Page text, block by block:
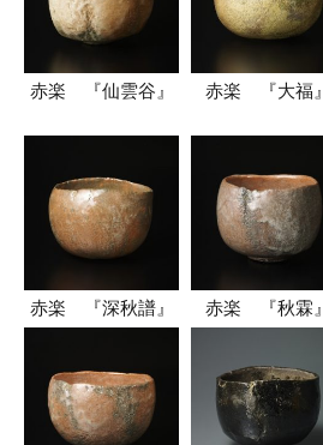
赤楽 『仙雲谷』 赤楽 『大福』
赤楽 『深秋譜』 赤楽 『秋霖』